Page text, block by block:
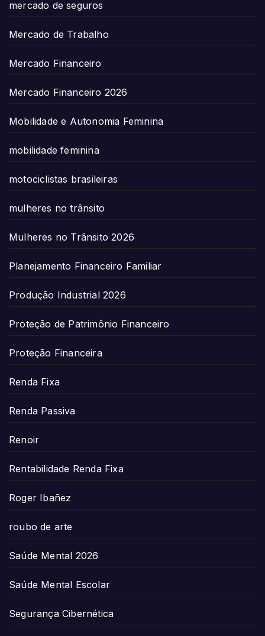
mercado de seguros
Mercado de Trabalho
Mercado Financeiro
Mercado Financeiro 2026
Mobilidade e Autonomia Feminina
mobilidade feminina
motociclistas brasileiras
mulheres no trânsito
Mulheres no Trânsito 2026
Planejamento Financeiro Familiar
Produção Industrial 2026
Proteção de Patrimônio Financeiro
Proteção Financeira
Renda Fixa
Renda Passiva
Renoir
Rentabilidade Renda Fixa
Roger Ibañez
roubo de arte
Saúde Mental 2026
Saúde Mental Escolar
Segurança Cibernética